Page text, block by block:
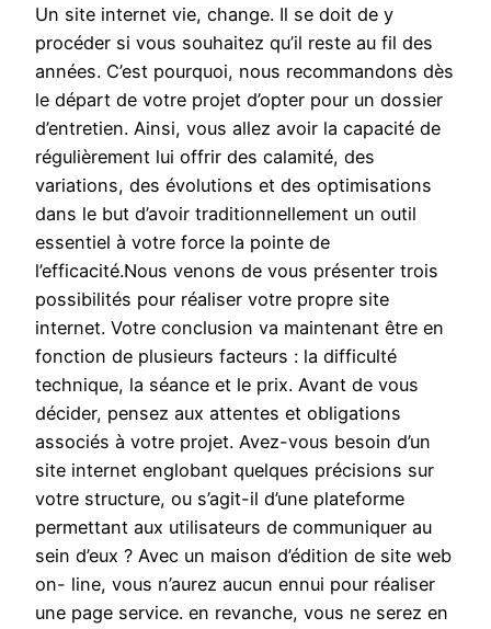
Un site internet vie, change. Il se doit de y
procéder si vous souhaitez qu’il reste au fil des
années. C’est pourquoi, nous recommandons dès
le départ de votre projet d’opter pour un dossier
d’entretien. Ainsi, vous allez avoir la capacité de
régulièrement lui offrir des calamité, des
variations, des évolutions et des optimisations
dans le but d’avoir traditionnellement un outil
essentiel à votre force la pointe de
l’efficacité.Nous venons de vous présenter trois
possibilités pour réaliser votre propre site
internet. Votre conclusion va maintenant être en
fonction de plusieurs facteurs : la difficulté
technique, la séance et le prix. Avant de vous
décider, pensez aux attentes et obligations
associés à votre projet. Avez-vous besoin d’un
site internet englobant quelques précisions sur
votre structure, ou s’agit-il d’une plateforme
permettant aux utilisateurs de communiquer au
sein d’eux ? Avec un maison d’édition de site web
on- line, vous n’aurez aucun ennui pour réaliser
une page service. en revanche, vous ne serez en